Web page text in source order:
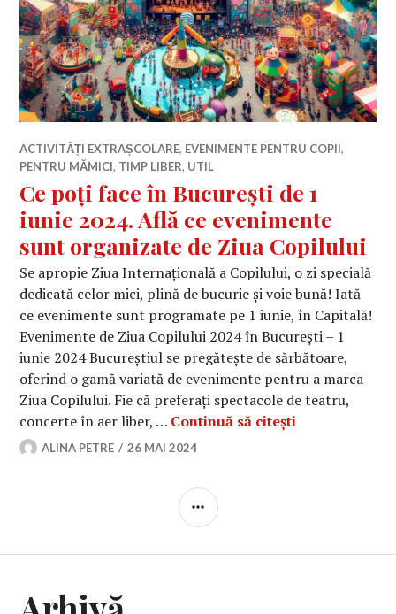
ACTIVITĂȚI EXTRAȘCOLARE, EVENIMENTE PENTRU COPII,
PENTRU MĂMICI, TIMP LIBER, UTIL
Ce poți face în București de 1
iunie 2024. Află ce evenimente
sunt organizate de Ziua Copilului
Se apropie Ziua Internațională a Copilului, o zi specială
dedicată celor mici, plină de bucurie și voie bună! Iată
ce evenimente sunt programate pe 1 iunie, în Capitală!
Evenimente de Ziua Copilului 2024 în București – 1
iunie 2024 Bucureștiul se pregătește de sărbătoare,
oferind o gamă variată de evenimente pentru a marca
Ziua Copilului. Fie că preferați spectacole de teatru,
concerte în aer liber, … Continuă să citești
ALINA PETRE 26 MAI 2024
BARĂ